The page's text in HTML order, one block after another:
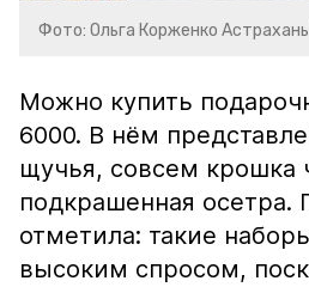
Фото: Ольга Корженко
Можно купить
6000. В нём
щучья, совсем крошка
подкрашенная осетра.
отметила: такие
высоким спросом,